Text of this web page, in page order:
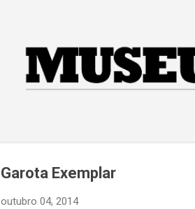
Garota Exemplar
outubro 04, 2014